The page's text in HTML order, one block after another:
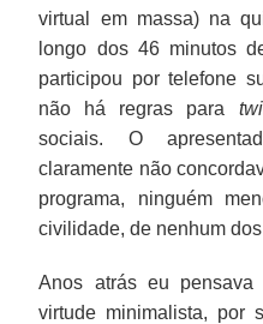
virtual em massa) na
longo dos 46 minutos
participou por telefone
não há regras para
sociais. O
claramente não
programa, ninguém
civilidade, de nenhum
Anos atrás eu
virtude minimalista, por